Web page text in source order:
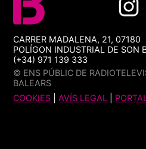
CARRER MADALENA, 21, 07180
POLÍGON INDUSTRIAL DE SON
(+34) 971 139 333
© ENS PÚBLIC DE
BALEARS
COOKIES |AVÍS LEGAL